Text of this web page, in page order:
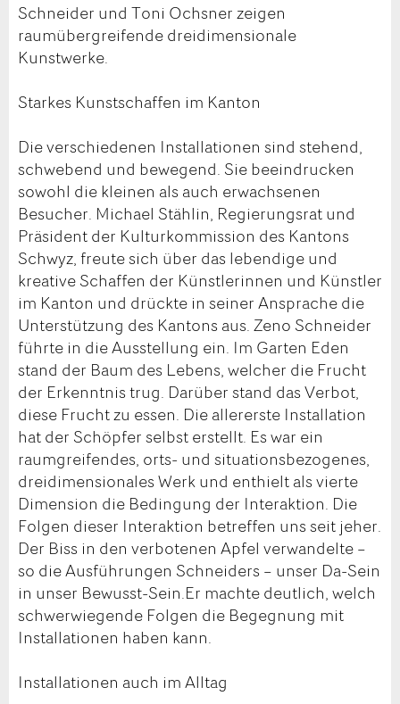
Schneider und Toni Ochsner zeigen
raumübergreifende dreidimensionale
Kunstwerke.
Starkes Kunstschaffen im Kanton
Die verschiedenen Installationen sind stehend,
schwebend und bewegend. Sie beeindrucken
sowohl die kleinen als auch erwachsenen
Besucher. Michael Stählin, Regierungsrat und
Präsident der Kulturkommission des Kantons
Schwyz, freute sich über das lebendige und
kreative Schaffen der Künstlerinnen und Künstler
im Kanton und drückte in seiner Ansprache die
Unterstützung des Kantons aus. Zeno Schneider
führte in die Ausstellung ein. Im Garten Eden
stand der Baum des Lebens, welcher die Frucht
der Erkenntnis trug. Darüber stand das Verbot,
diese Frucht zu essen. Die allererste Installation
hat der Schöpfer selbst erstellt. Es war ein
raumgreifendes, orts- und situationsbezogenes,
dreidimensionales Werk und enthielt als vierte
Dimension die Bedingung der Interaktion. Die
Folgen dieser Interaktion betreffen uns seit jeher.
Der Biss in den verbotenen Apfel verwandelte –
so die Ausführungen Schneiders – unser Da-Sein
in unser Bewusst-Sein.Er machte deutlich, welch
schwerwiegende Folgen die Begegnung mit
Installationen haben kann.
Installationen auch im Alltag